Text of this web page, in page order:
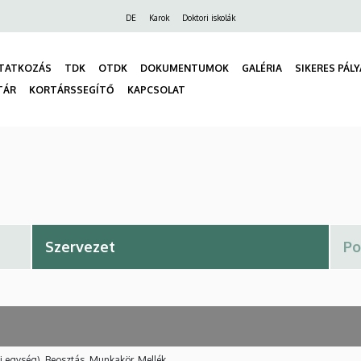
DE Karok Doktori iskolák
TDK OTDK DOKUMENTUMOK GALÉRIA
SIKERES
KORTÁRSSEGÍTŐ KAPCSOLAT